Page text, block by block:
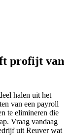
profijt van
halen uit het
van een payroll
te elimineren die
Vraag vandaag
uit Reuver wat